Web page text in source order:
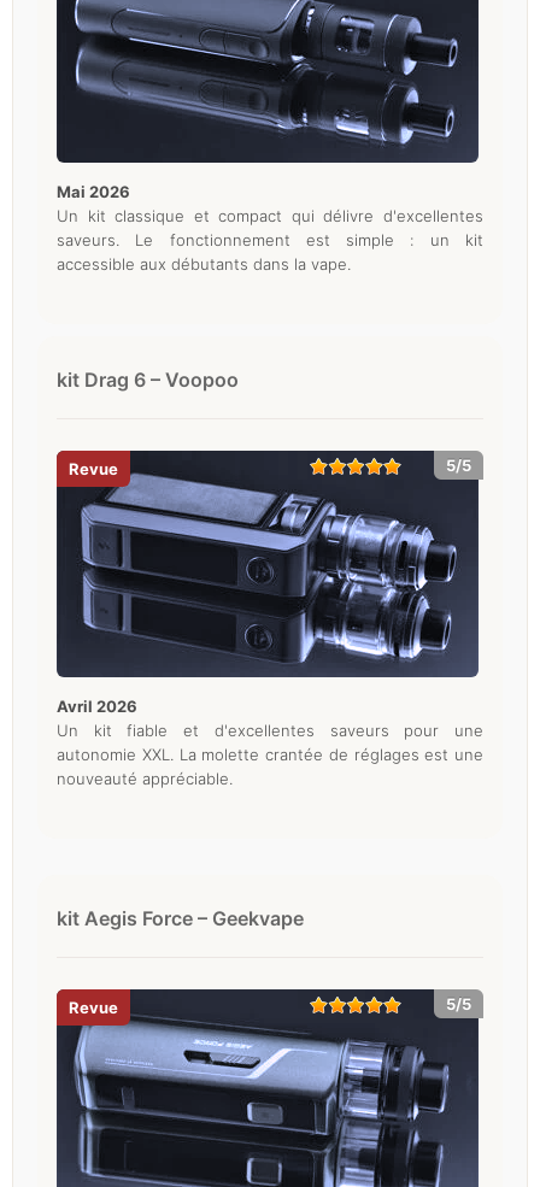
mai 2026
Un kit classique et compact qui délivre d'excellentes
saveurs. Le fonctionnement est simple : un kit
accessible aux débutants dans la vape.
kit Drag 6 – Voopoo
5/5
avril 2026
Un kit fiable et d'excellentes saveurs pour une
autonomie XXL. La molette crantée de réglages est une
nouveauté appréciable.
kit Aegis Force – Geekvape
5/5